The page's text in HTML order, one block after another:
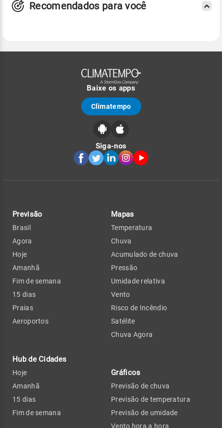
Recomendados para você
Baixe os apps
Climatempo
Siga-nos
Previsão
Brasil
Agora
Hoje
Amanhã
Fim de semana
15 dias
Praias
Aeroportos
Hub de Cidades
Hoje
Amanhã
15 dias
Fim de semana
Mapas
Temperatura
Chuva
Acumulado de chuva
Pressão
Umidade relativa
Vento
Risco de Incêndio
Satélite
Chuva Agora
Gráficos
Previsão de chuva
Previsão de temperatura
Previsão de umidade
Vento hora a hora